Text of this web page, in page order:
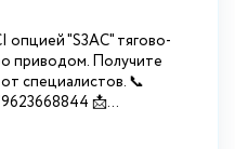
опцией "S3АС" тягово-
приводом. Получите
специалистов. 📞
📩...